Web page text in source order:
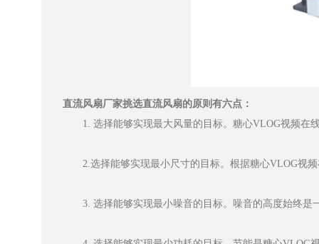
直流风扇厂家挑选直流风扇的原则有六点：
1. 选择能够实现最大风量的目标。糖心VLOG视频在线
2.选择能够实现最小尺寸的目标。根据糖心VLOG视
3. 选择能够实现最小噪音的目标。噪音的高度始终是